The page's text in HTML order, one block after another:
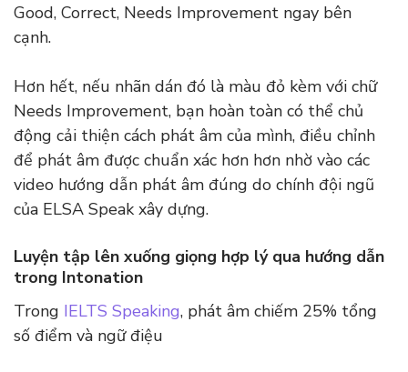
Good, Correct, Needs Improvement ngay bên
cạnh.
Hơn hết, nếu nhãn dán đó là màu đỏ kèm với chữ
Needs Improvement, bạn hoàn toàn có thể chủ
động cải thiện cách phát âm của mình, điều chỉnh
để phát âm được chuẩn xác hơn hơn nhờ vào các
video hướng dẫn phát âm đúng do chính đội ngũ
của ELSA Speak xây dựng.
Luyện tập lên xuống giọng hợp lý qua hướng dẫn
trong Intonation
Trong IELTS Speaking, phát âm chiếm 25% tổng
số điểm và ngữ điệu